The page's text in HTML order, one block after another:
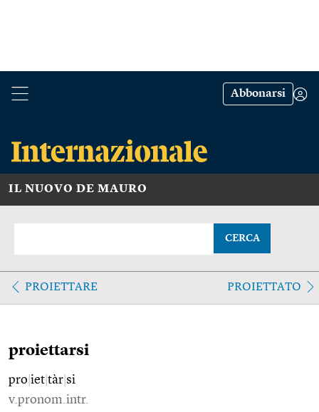
Abbonarsi
IL NUOVO DE MAURO
CERCA
PROIETTARE PROIETTATO
proiettarsi
pro iet tàr si
v.pronom.intr.